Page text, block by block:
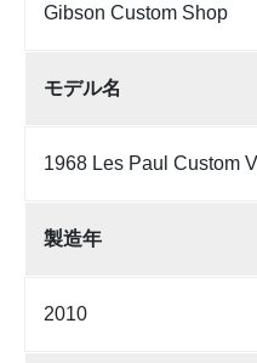
Gibson Custom Shop
モデル名
1968 Les Paul Custom
製造年
2010